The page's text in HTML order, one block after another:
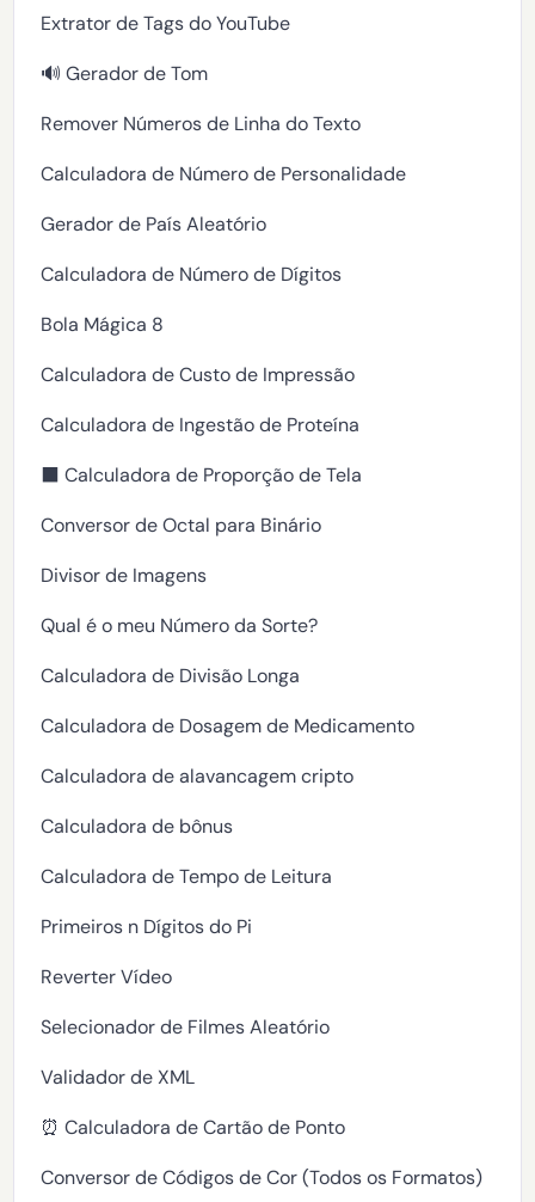
Extrator de Tags do YouTube
🔊 Gerador de Tom
Remover Números de Linha do Texto
Calculadora de Número de Personalidade
Gerador de País Aleatório
Calculadora de Número de Dígitos
Bola Mágica 8
Calculadora de Custo de Impressão
Calculadora de Ingestão de Proteína
⬛ Calculadora de Proporção de Tela
Conversor de Octal para Binário
Divisor de Imagens
Qual é o meu Número da Sorte?
Calculadora de Divisão Longa
Calculadora de Dosagem de Medicamento
Calculadora de alavancagem cripto
Calculadora de bônus
Calculadora de Tempo de Leitura
Primeiros n Dígitos do Pi
Reverter Vídeo
Selecionador de Filmes Aleatório
Validador de XML
⏰ Calculadora de Cartão de Ponto
Conversor de Códigos de Cor (Todos os Formatos)